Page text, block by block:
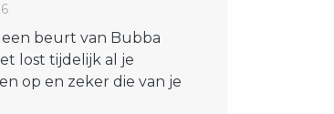
een beurt van Bubba
lost tijdelijk al je
op en zeker die van je